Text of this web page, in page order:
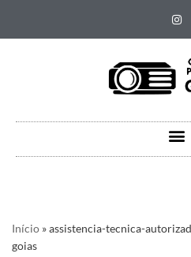
Pular
Início »assistencia-tecnica-
goias